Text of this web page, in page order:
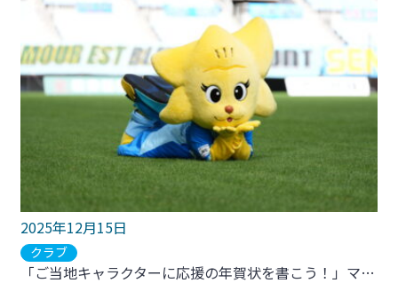
2025年12月15日
クラブ
「ご当地キャラクターに応援の年賀状を書こう！」マイビィ参加のお知らせ